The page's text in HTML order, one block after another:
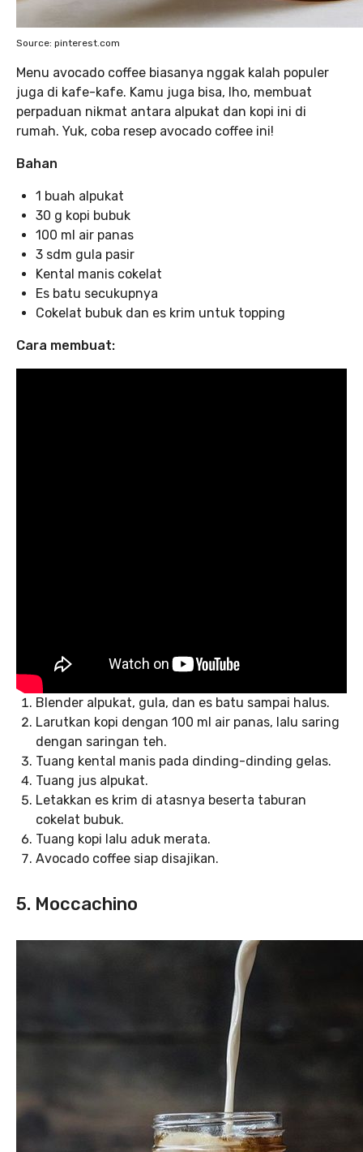
Source: pinterest.com
Menu avocado coffee biasanya nggak kalah populer
juga di kafe-kafe. Kamu juga bisa, lho, membuat
perpaduan nikmat antara alpukat dan kopi ini di
rumah. Yuk, coba resep avocado coffee ini!
Bahan
1 buah alpukat
30 g kopi bubuk
100 ml air panas
3 sdm gula pasir
Kental manis cokelat
Es batu secukupnya
Cokelat bubuk dan es krim untuk topping
Cara membuat:
Blender alpukat, gula, dan es batu sampai halus.
Larutkan kopi dengan 100 ml air panas, lalu saring
dengan saringan teh.
Tuang kental manis pada dinding-dinding gelas.
Tuang jus alpukat.
Letakkan es krim di atasnya beserta taburan
cokelat bubuk.
Tuang kopi lalu aduk merata.
Avocado coffee siap disajikan.
5. Moccachino